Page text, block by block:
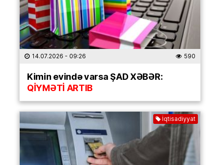
14.07.2026 - 09:26 590
Kimin evində varsa ŞAD XƏBƏR:
QİYMƏTİ ARTIB
İqtisadiyyat